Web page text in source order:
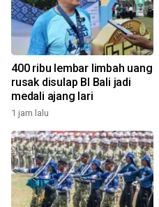
400 ribu lembar limbah uang
rusak disulap BI Bali jadi
medali ajang lari
1 jam lalu